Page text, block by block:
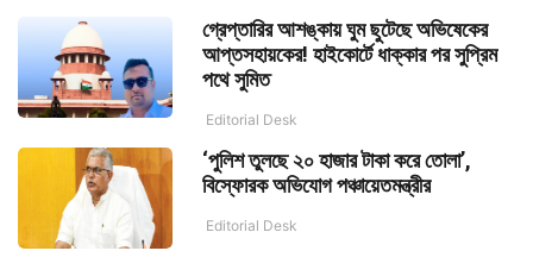
গ্রেপ্তারির আশঙ্কায় ঘুম ছুটেছে অভিষেকের
আপ্তসহায়কের! হাইকোর্টে ধাক্কার পর সুপ্রিম
পথে সুমিত
Editorial Desk
‘পুলিশ তুলছে ২০ হাজার টাকা করে তোলা’,
বিস্ফোরক অভিযোগ পঞ্চায়েতমন্ত্রীর
Editorial Desk